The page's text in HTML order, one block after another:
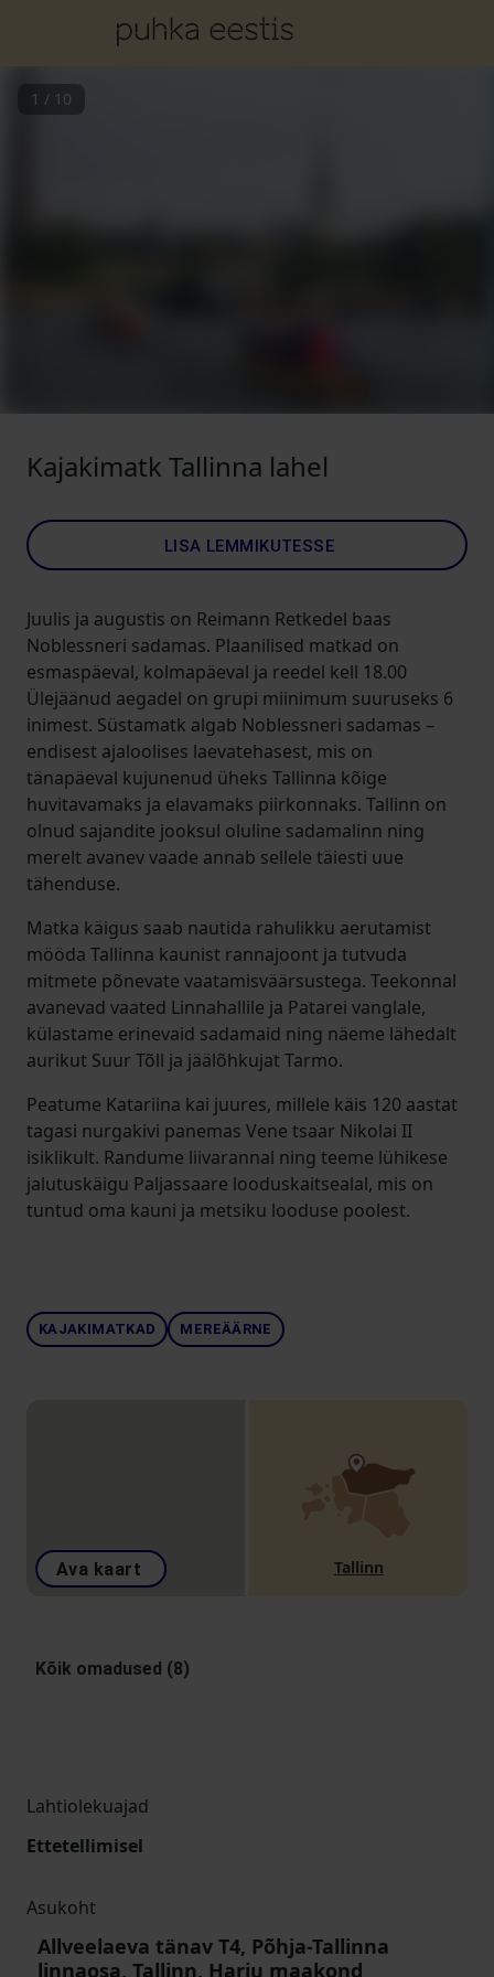
1 / 10
Kajakimatk Tallinna lahel
LISA LEMMIKUTESSE
Juulis ja augustis on Reimann Retkedel baas
Noblessneri sadamas. Plaanilised matkad on
esmaspäeval, kolmapäeval ja reedel kell 18.00
Ülejäänud aegadel on grupi miinimum suuruseks 6
inimest. Süstamatk algab Noblessneri sadamas –
endisest ajaloolises laevatehasest, mis on
tänapäeval kujunenud üheks Tallinna kõige
huvitavamaks ja elavamaks piirkonnaks. Tallinn on
olnud sajandite jooksul oluline sadamalinn ning
merelt avanev vaade annab sellele täiesti uue
tähenduse.
Matka käigus saab nautida rahulikku aerutamist
mööda Tallinna kaunist rannajoont ja tutvuda
mitmete põnevate vaatamisväärsustega. Teekonnal
avanevad vaated Linnahallile ja Patarei vanglale,
külastame erinevaid sadamaid ning näeme lähedalt
aurikut Suur Tõll ja jäälõhkujat Tarmo.
Peatume Katariina kai juures, millele käis 120 aastat
tagasi nurgakivi panemas Vene tsaar Nikolai II
isiklikult. Randume liivarannal ning teeme lühikese
jalutuskäigu Paljassaare looduskaitsealal, mis on
tuntud oma kauni ja metsiku looduse poolest.
KAJAKIMATKAD MEREÄÄRNE
Ava kaart Tallinn
Kõik omadused (8)
Lahtiolekuajad
Ettetellimisel
Asukoht
Allveelaeva tänav T4, Põhja-Tallinna
linnaosa, Tallinn, Harju maakond